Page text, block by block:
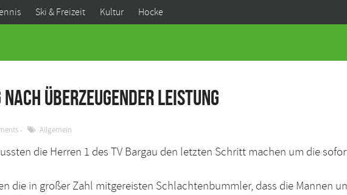
Ski & Freizeit Kultur Hocke
überzeugender Leistung
Allgemein
die Herren 1 des TV Bargau den letzten Schritt machen um die
die in großer Zahl mitgereisten Schlachtenbummler, dass die Mannen